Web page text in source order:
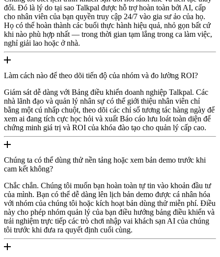
đổi. Đó là lý do tại sao Talkpal được hỗ trợ hoàn toàn bởi AI, cấp
cho nhân viên của bạn quyền truy cập 24/7 vào gia sư ảo của họ.
Họ có thể hoàn thành các buổi thực hành hiệu quả, nhỏ gọn bất cứ
khi nào phù hợp nhất — trong thời gian tạm lắng trong ca làm việc,
nghỉ giải lao hoặc ở nhà.
Làm cách nào để theo dõi tiến độ của nhóm và đo lường ROI?
Giám sát dễ dàng với Bảng điều khiển doanh nghiệp Talkpal. Các
nhà lãnh đạo và quản lý nhân sự có thể giới thiệu nhân viên chỉ
bằng một cú nhấp chuột, theo dõi các chỉ số tương tác hàng ngày để
xem ai đang tích cực học hỏi và xuất Báo cáo lưu loát toàn diện để
chứng minh giá trị và ROI của khóa đào tạo cho quản lý cấp cao.
Chúng ta có thể dùng thử nền tảng hoặc xem bản demo trước khi
cam kết không?
Chắc chắn. Chúng tôi muốn bạn hoàn toàn tự tin vào khoản đầu tư
của mình. Bạn có thể dễ dàng lên lịch bản demo được cá nhân hóa
với nhóm của chúng tôi hoặc kích hoạt bản dùng thử miễn phí. Điều
này cho phép nhóm quản lý của bạn điều hướng bảng điều khiển và
trải nghiệm trực tiếp các trò chơi nhập vai khách sạn AI của chúng
tôi trước khi đưa ra quyết định cuối cùng.